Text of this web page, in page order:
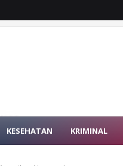
KESEHATAN KRIMINAL